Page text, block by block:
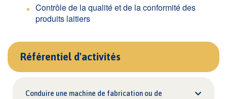
Contrôle de la qualité et de la conformité des
produits laitiers
Référentiel d'activités
Conduire une machine de fabrication ou de